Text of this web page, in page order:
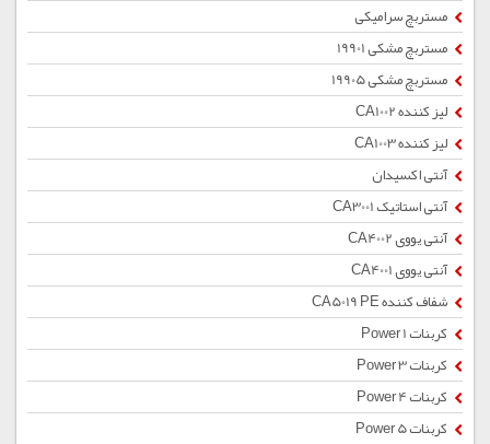
مستربچ سرامیکی
مستربچ مشکی 19901
مستربچ مشکی 19905
لیز کننده CA1002
لیز کننده CA1003
آنتی اکسیدان
آنتی استاتیک CA3001
آنتی یووی CA4002
آنتی یووی CA4001
شفاف کننده CA5019 PE
کربنات Power 1
کربنات Power 3
کربنات Power 4
کربنات Power 5